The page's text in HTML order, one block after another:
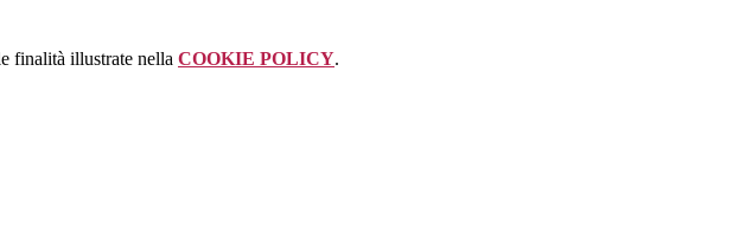
finalità illustrate nella COOKIE POLICY.